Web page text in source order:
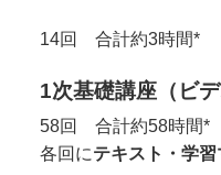
14回 合計約3時間*
1次基礎講座（ビデ
58回 合計約58時間*
各回にテキスト・学習